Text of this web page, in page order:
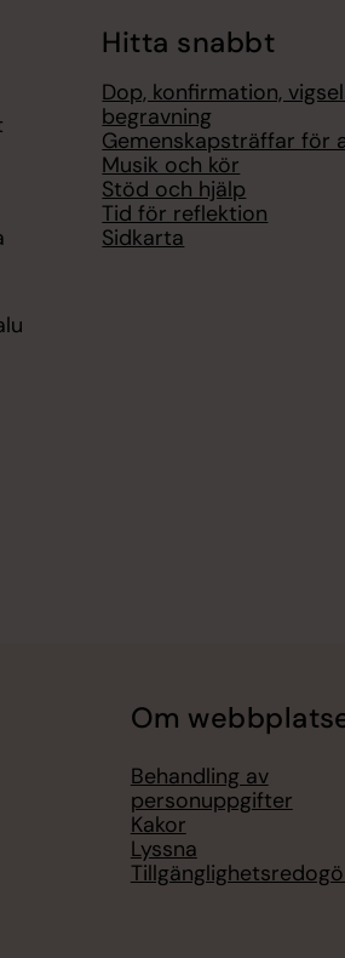
Hitta snabbt
Dop, konfirmation,
begravning
Gemenskapsträffar för
Musik och kör
Stöd och hjälp
Tid för reflektion
Sidkarta
Om
Behandling av
personuppgifter
Kakor
Lyssna